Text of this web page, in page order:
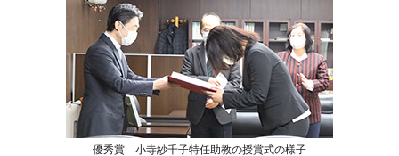
優秀賞 小寺紗千子特任助教の授賞式の様子